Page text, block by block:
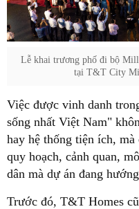
Lễ khai trương phố đi bộ
tại T&T City
Việc được vinh danh
sống nhất Việt Nam"
hay hệ thống tiện ích,
quy hoạch, cảnh quan,
dân mà dự án đang
Trước đó, T&T Homes